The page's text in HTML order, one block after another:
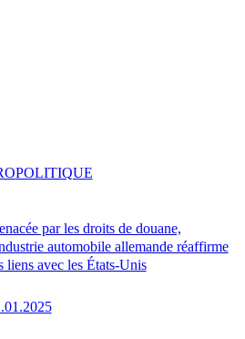
par les droits de douane,
automobile allemande réaffirme
liens avec les États-Unis
POLITIQUE